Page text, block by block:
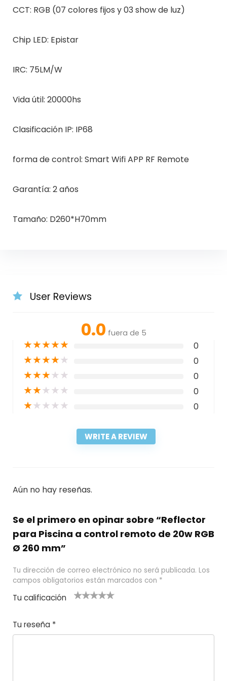
CCT: RGB (07 colores fijos y 03 show de luz)
Chip LED: Epistar
IRC: 75LM/W
Vida útil: 20000hs
Clasificación IP: IP68
forma de control: Smart Wifi APP RF Remote
Garantía: 2 años
Tamaño: D260*H70mm
User Reviews
0.0 fuera de 5
★★★★★ 0
★★★★★ 0
★★★★★ 0
★★★★★ 0
★★★★★ 0
WRITE A REVIEW
Aún no hay reseñas.
Se el primero en opinar sobre “Reflector
para Piscina a control remoto de 20w RGB
Ø 260 mm”
Tu dirección de correo electrónico no será publicada. Los
campos obligatorios están marcados con *
Tu calificación
e
5
las
s
Tu reseña *